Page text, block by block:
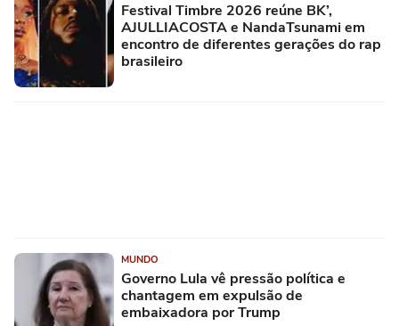
Festival Timbre 2026 reúne BK’,
AJULLIACOSTA e NandaTsunami em
encontro de diferentes gerações do rap
brasileiro
MUNDO
Governo Lula vê pressão política e
chantagem em expulsão de
embaixadora por Trump